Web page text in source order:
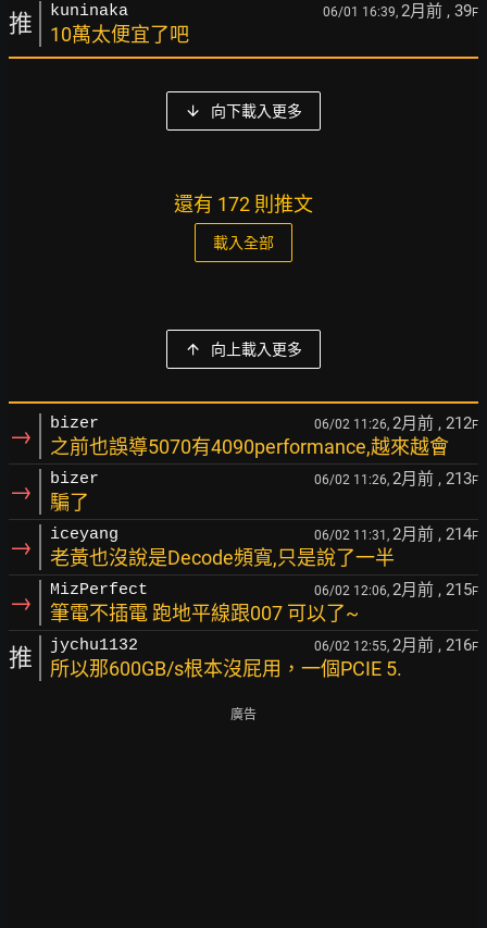
推 kuninaka 06/01 16:39, 2月前 , 39F
10萬太便宜了吧
向下載入更多
還有 172 則推文
載入全部
向上載入更多
→ bizer 06/02 11:26, 2月前 , 212F
之前也誤導5070有4090performance,越來越會
→ bizer 06/02 11:26, 2月前 , 213F
騙了
→ iceyang 06/02 11:31, 2月前 , 214F
老黃也沒說是Decode頻寬,只是說了一半
→ MizPerfect 06/02 12:06, 2月前 , 215F
筆電不插電 跑地平線跟007 可以了~
推 jychu1132 06/02 12:55, 2月前 , 216F
所以那600GB/s根本沒屁用，一個PCIE 5.
廣告